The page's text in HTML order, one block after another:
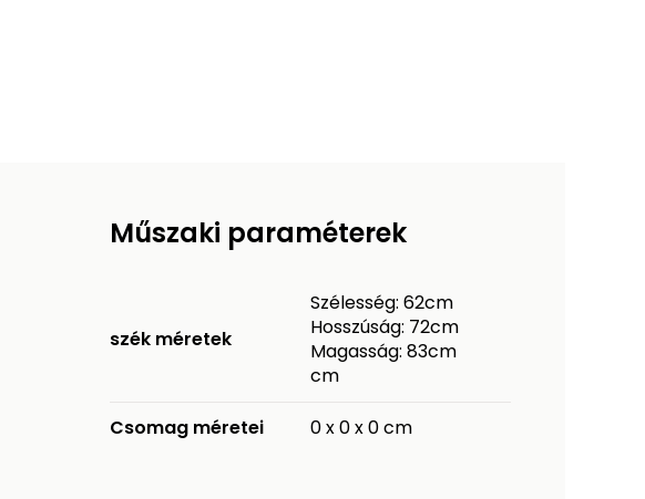
Műszaki paraméterek
szék méretek
Szélesség: 62cm
Hosszúság: 72cm
Magasság: 83cm
cm
Csomag méretei 0 x 0 x 0 cm